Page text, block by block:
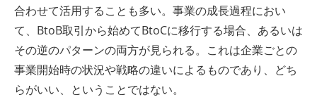
合わせて活用することも多い。事業の成長過程におい
て、BtoB取引から始めてBtoCに移行する場合、あるいは
その逆のパターンの両方が見られる。これは企業ごとの
事業開始時の状況や戦略の違いによるものであり、どち
らがいい、ということではない。